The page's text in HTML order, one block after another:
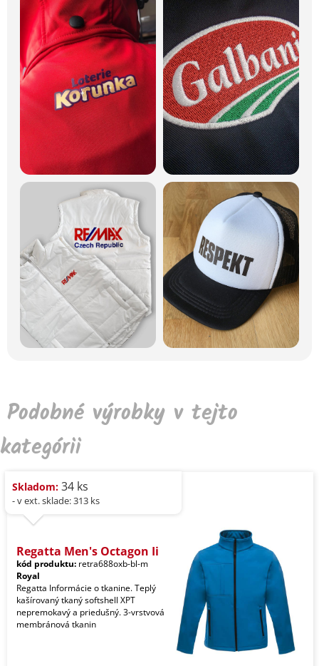
Podobné výrobky v tejto
kategórii
Skladom: 34 ks
- v ext. sklade: 313 ks
Regatta Men's Octagon Ii
kód produktu: retra688oxb-bl-m
Royal
Regatta Informácie o tkanine. Teplý
kašírovaný tkaný softshell XPT
nepremokavý a priedušný. 3-vrstvová
membránová tkanin